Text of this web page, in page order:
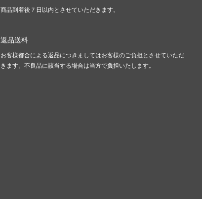
商品到着後７日以内とさせていただきます。
返品送料
お客様都合による返品につきましてはお客様のご負担とさせていただ
きます。不良品に該当する場合は当方で負担いたします。